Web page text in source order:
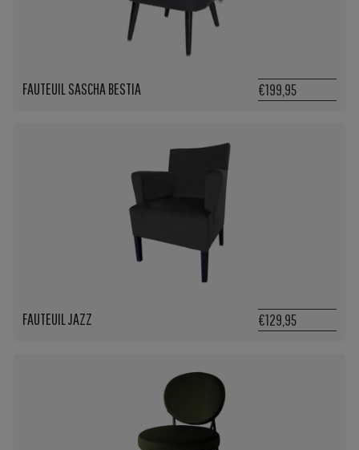
FAUTEUIL SASCHA BESTIA €199,95
FAUTEUIL JAZZ €129,95